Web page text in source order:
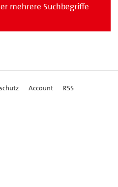
mehrere Suchbegriffe
Account RSS